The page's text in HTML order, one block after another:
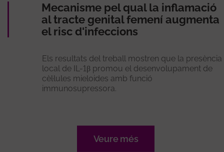
Mecanisme pel qual la inflamació
al tracte genital femení augmenta
el risc d'infeccions
Els resultats del treball mostren que la presència
local de IL-1β promou el desenvolupament de
cèl·lules mieloides amb funció
immunosupressora.
Veure més